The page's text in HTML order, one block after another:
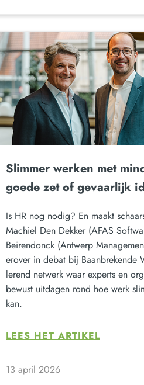
Slimmer werken met
goede zet of gevaarlijk
Is HR nog nodig? En maakt
Machiel Den Dekker (AFAS
Beirendonck (Antwerp
erover in debat bij Baanbrekende
lerend netwerk waar experts en
bewust uitdagen rond hoe werk
kan.
LEES HET ARTIKEL
13 april 2026